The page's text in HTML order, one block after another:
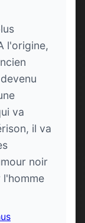
l'origine,
va
il va
noir